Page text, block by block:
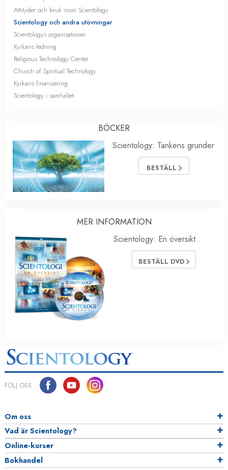
Attityder och bruk inom Scientology
Scientology och andra utövningar
Scientologys organisationer
Kyrkans ledning
Religious Technology Center
Church of Spiritual Technology
Kyrkans finansiering
Scientology i samhället
BÖCKER
Scientology: Tankens grunder
BESTÄLL
MER INFORMATION
Scientology: En översikt
BESTÄLL DVD
FÖLJ OSS
Om oss
Vad är Scientology?
Online-kurser
Bokhandel